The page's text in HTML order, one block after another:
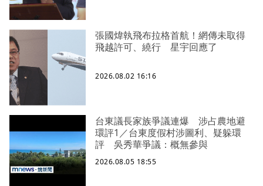
張國煒執飛布拉格首航！網傳未取得
飛越許可、繞行 星宇回應了
2026.08.02 16:16
台東議長家族爭議連爆 涉占農地避
環評1／台東度假村涉圖利、疑躲環
評 吳秀華爭議：概無參與
2026.08.05 18:55